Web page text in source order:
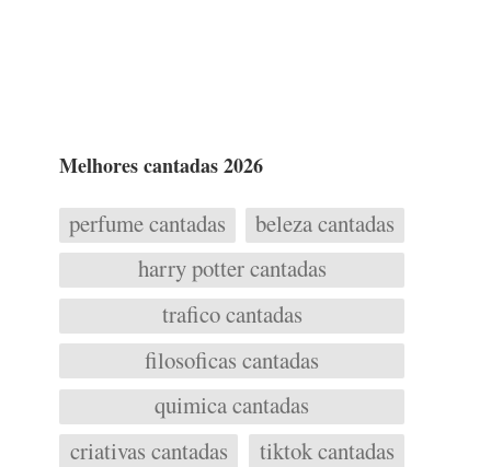
Melhores cantadas 2026
perfume cantadas
beleza cantadas
harry potter cantadas
trafico cantadas
filosoficas cantadas
quimica cantadas
criativas cantadas
tiktok cantadas